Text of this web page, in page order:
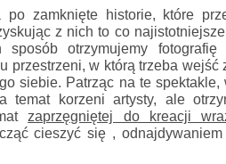
po zamknięte historie, które
z nich to co
otrzymujemy fotografię
przestrzeni, w którą trzeba wejść
siebie. Patrząc na te
temat korzeni artysty, ale
zaprzęgniętej do kreacji
cieszyć się ,